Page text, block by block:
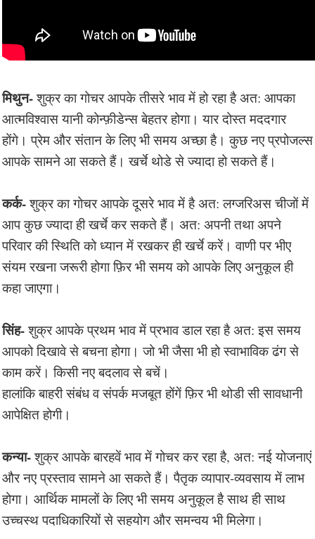
मिथुन-शुक्र का गोचर आपके तीसरे भाव में हो रहा है अत: आपका
आत्मविश्वास यानी कोन्फ़ीडेन्स बेहतर होगा। यार दोस्त मददगार
होंगे। प्रेम और संतान के लिए भी समय अच्छा है। कुछ नए प्रपोजल्स
आपके सामने आ सकते हैं। खर्चे थोडे से ज्यादा हो सकते हैं।
कर्क-शुक्र का गोचर आपके दूसरे भाव में है अत: लग्जरिअस चीजों में
आप कुछ ज्यादा ही खर्चे कर सकते हैं। अत: अपनी तथा अपने
परिवार की स्थिति को ध्यान में रखकर ही खर्चे करें। वाणी पर भीए
संयम रखना जरूरी होगा फ़िर भी समय को आपके लिए अनुकूल ही
कहा जाएगा।
सिंह-शुक्र आपके प्रथम भाव में प्रभाव डाल रहा है अत: इस समय
आपको दिखावे से बचना होगा। जो भी जैसा भी हो स्वाभाविक ढंग से
काम करें। किसी नए बदलाव से बचें।
हालांकि बाहरी संबंध व संपर्क मजबूत होंगें फ़िर भी थोडी सी सावधानी
आपेक्षित होगी।
कन्या-शुक्र आपके बारहवें भाव में गोचर कर रहा है, अत: नई योजनाएं
और नए प्रस्ताव सामने आ सकते हैं। पैतृक व्यापार-व्यवसाय में लाभ
होगा। आर्थिक मामलों के लिए भी समय अनुकूल है साथ ही साथ
उच्चस्थ पदाधिकारियों से सहयोग और समन्वय भी मिलेगा।